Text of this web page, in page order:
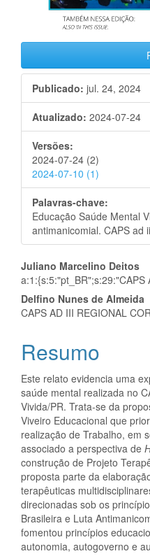
Publicado: jul. 24, 2024
Atualizado: 2024-07-24
Versões:
2024-07-24 (2)
2024-07-10 (1)
Palavras-chave:
Educação Saúde Mental
antimanicomial. CAPS ad
Conteúdo
do
artigo
principal
Juliano Marcelino Deitos
a:1:{s:5:"pt_BR";s:29:"CAPS
Delfino Nunes de Almeida
CAPS AD III REGIONAL
Resumo
Este relato evidencia uma
saúde mental realizada no
Vivida/PR. Trata-se da
Viveiro Educacional que
realização de Trabalho, em
associado a perspectiva de
construção de Projeto
proposta parte da
terapêuticas
direcionadas sob os
Brasileira e Luta
fomentou princípios
autonomia, autogoverno e